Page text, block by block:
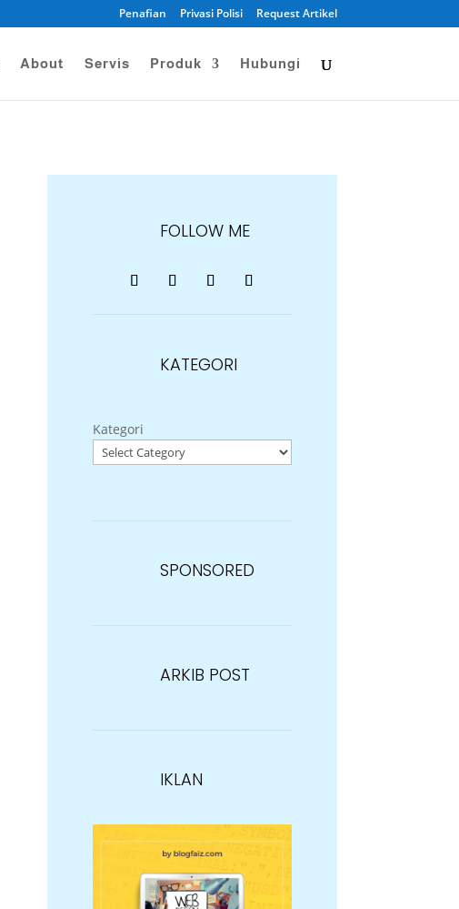
Penafian Privasi Polisi Request Artikel
About Servis Produk Hubungi
FOLLOW ME
KATEGORI
Kategori
SPONSORED
ARKIB POST
IKLAN